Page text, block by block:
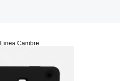
Linea Cambre